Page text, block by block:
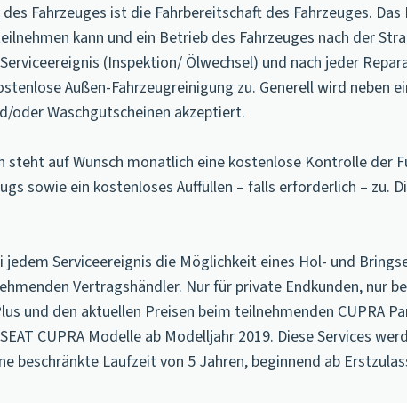
Fahrzeuges ist die Fahrbereitschaft des Fahrzeuges. Das
kann und ein Betrieb des Fahrzeuges nach der
(Inspektion/ Ölwechsel) und nach jeder
Außen-Fahrzeugreinigung zu. Generell wird neben
oder Waschgutscheinen akzeptiert.
steht auf Wunsch monatlich eine kostenlose Kontrolle der
sowie ein kostenloses Auffüllen – falls erforderlich – zu.
jedem Serviceereignis die Möglichkeit eines Hol- und
Vertragshändler. Nur für private Endkunden, nur
und den aktuellen Preisen beim teilnehmenden CUPRA
CUPRA Modelle ab Modelljahr 2019. Diese Services
beschränkte Laufzeit von 5 Jahren, beginnend ab